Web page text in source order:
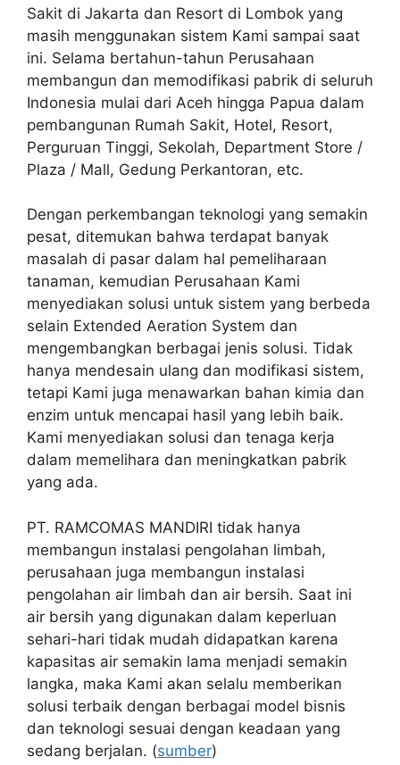
Sakit di Jakarta dan Resort di Lombok yang
masih menggunakan sistem Kami sampai saat
ini. Selama bertahun-tahun Perusahaan
membangun dan memodifikasi pabrik di seluruh
Indonesia mulai dari Aceh hingga Papua dalam
pembangunan Rumah Sakit, Hotel, Resort,
Perguruan Tinggi, Sekolah, Department Store /
Plaza / Mall, Gedung Perkantoran, etc.
Dengan perkembangan teknologi yang semakin
pesat, ditemukan bahwa terdapat banyak
masalah di pasar dalam hal pemeliharaan
tanaman, kemudian Perusahaan Kami
menyediakan solusi untuk sistem yang berbeda
selain Extended Aeration System dan
mengembangkan berbagai jenis solusi. Tidak
hanya mendesain ulang dan modifikasi sistem,
tetapi Kami juga menawarkan bahan kimia dan
enzim untuk mencapai hasil yang lebih baik.
Kami menyediakan solusi dan tenaga kerja
dalam memelihara dan meningkatkan pabrik
yang ada.
PT. RAMCOMAS MANDIRI tidak hanya
membangun instalasi pengolahan limbah,
perusahaan juga membangun instalasi
pengolahan air limbah dan air bersih. Saat ini
air bersih yang digunakan dalam keperluan
sehari-hari tidak mudah didapatkan karena
kapasitas air semakin lama menjadi semakin
langka, maka Kami akan selalu memberikan
solusi terbaik dengan berbagai model bisnis
dan teknologi sesuai dengan keadaan yang
sedang berjalan. (sumber)